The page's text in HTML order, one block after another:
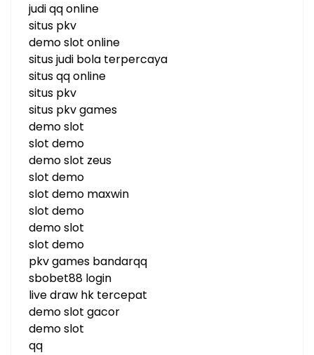
judi qq online
situs pkv
demo slot online
situs judi bola terpercaya
situs qq online
situs pkv
situs pkv games
demo slot
slot demo
demo slot zeus
slot demo
slot demo maxwin
slot demo
demo slot
slot demo
pkv games bandarqq
sbobet88 login
live draw hk tercepat
demo slot gacor
demo slot
qq